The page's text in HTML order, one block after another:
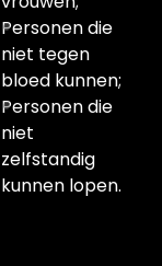
Personen die
niet tegen
bloed kunnen;
Personen die
niet
zelfstandig
kunnen lopen.